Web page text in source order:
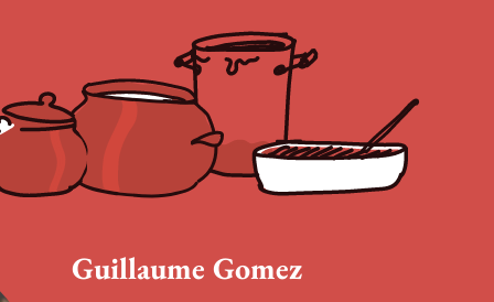
Guillaume Gomez